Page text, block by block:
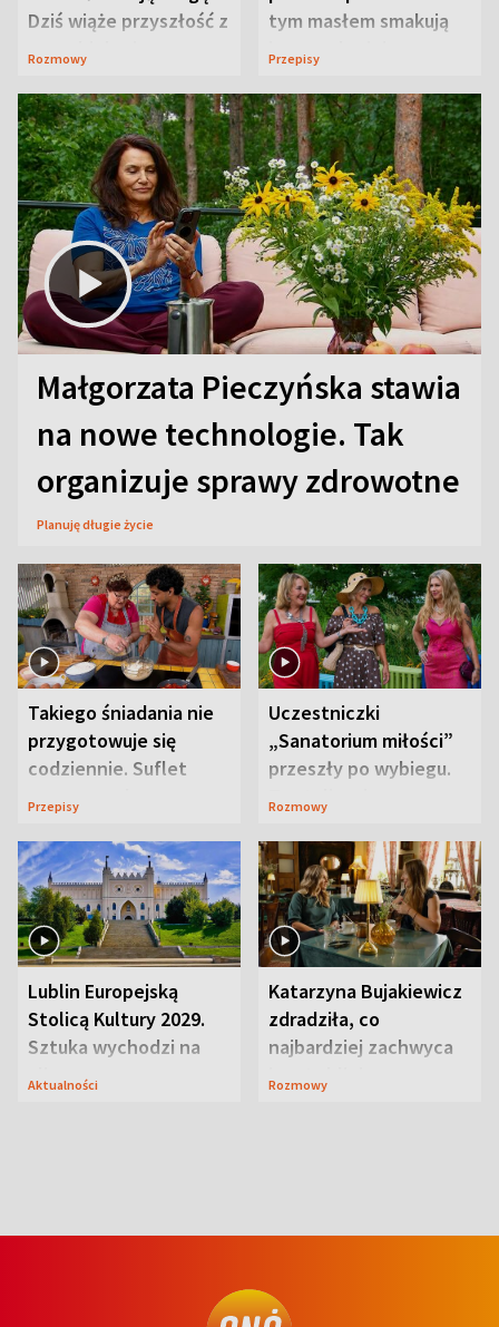
Dziś wiąże przyszłość z
neurobiologią
Rozmowy
tym masłem smakują
jeszcze lepiej
Przepisy
Małgorzata Pieczyńska stawia
na nowe technologie. Tak
organizuje sprawy zdrowotne
Planuję długie życie
Takiego śniadania nie
przygotowuje się
codziennie. Suflet
serowy zachwyca
Przepisy
Uczestniczki
„Sanatorium miłości”
przeszły po wybiegu.
Te stylizacje
Rozmowy
Lublin Europejską
Stolicą Kultury 2029.
Sztuka wychodzi na
Aktualności
Katarzyna Bujakiewicz
zdradziła, co
najbardziej zachwyca
Rozmowy